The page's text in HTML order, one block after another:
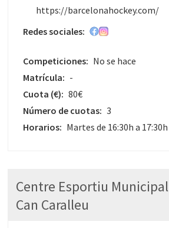
https://barcelonahockey.com/
Redes sociales:
Competiciones: No se hace
Matrícula: -
Cuota (€): 80€
Número de cuotas: 3
Horarios: Martes de 16:30h a 17:30h
Centre Esportiu Municipal
Can Caralleu